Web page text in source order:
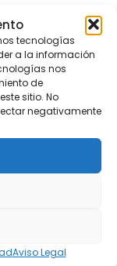
tecnologías
a la información
nos
de
sitio. No
negativamente
Aviso Legal
verificables y
de
”
y
técnica.
y evita